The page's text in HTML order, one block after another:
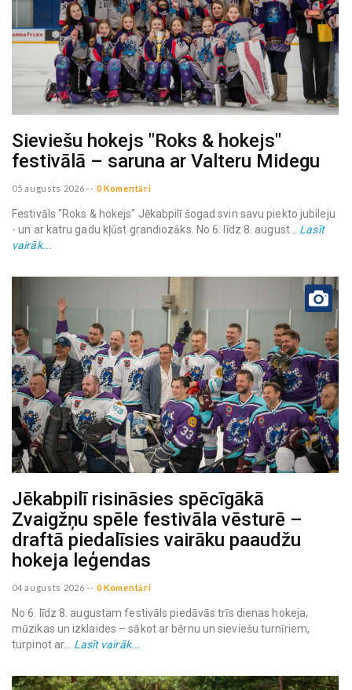
Sieviešu hokejs "Roks & hokejs"
festivālā – saruna ar Valteru Midegu
05 augusts 2026 -- 0 Komentāri
Festivāls "Roks & hokejs" Jēkabpilī šogad svin savu piekto jubileju
- un ar katru gadu kļūst grandiozāks. No 6. līdz 8. august... Lasīt
vairāk...
Jēkabpilī risināsies spēcīgākā
Zvaigžņu spēle festivāla vēsturē –
draftā piedalīsies vairāku paaudžu
hokeja leģendas
04 augusts 2026 -- 0 Komentāri
No 6. līdz 8. augustam festivāls piedāvās trīs dienas hokeja,
mūzikas un izklaides – sākot ar bērnu un sieviešu turnīriem,
turpinot ar... Lasīt vairāk...